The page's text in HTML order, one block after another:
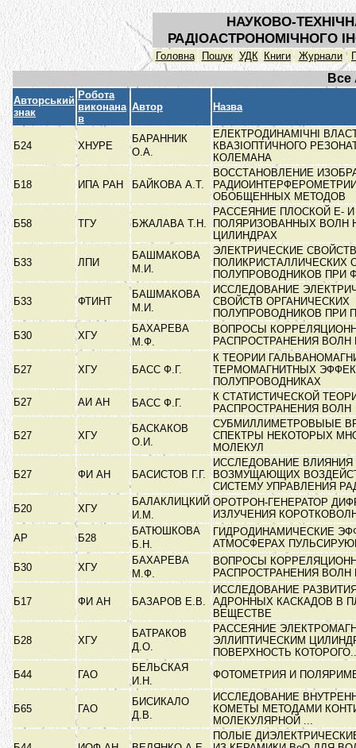
НАУКОВО-
РАДІОАСТРОНОМІЧНОГО
Головна Пошук УДК Книги Журнали
Все
Авторський
знак
Робота
виконана
в
Автор Назва
Б24 ХНУРЕ
БАРАННИК
О.А.
ЕЛЕКТРОДИНАМІЧНІ
КВАЗІОПТИЧНОГО
КОЛЕМАНА
Б18 ИПА РАН БАЙКОВА А.Т.
ВОССТАНОВЛЕНИЕ
ОБОБЩЕННЫХ МЕТОДОВ
Б58 ТГУ БЖАЛАВА Т.Н.
РАССЕЯНИЕ ПЛОСКОЙ Е- И
ПОЛЯРИЗОВАННЫХ ВОЛН
ЦИЛИНДРАХ
Б33 ЛПИ
БАШМАКОВА
М.И.
ЭЛЕКТРИЧЕСКИЕ
ПОЛИКРИСТАЛЛИЧЕСКИХ
ПОЛУПРОВОДНИКОВ ПРИ
Б33 ФТИНТ
БАШМАКОВА
М.И.
ИССЛЕДОВАНИЕ
СВОЙСТВ ОРГАНИЧЕСКИХ
ПОЛУПРОВОДНИКОВ ПРИ
Б30
ХГУ
БАХАРЕВА
М.Ф.
ВОПРОСЫ
РАСПРОСТРАНЕНИЯ
Б27 ХГУ БАСС Ф.Г.
К ТЕОРИИ
ТЕРМОМАГНИТНЫХ
ПОЛУПРОВОДНИКАХ
Б27
АИ АН БАСС Ф.Г.
К СТАТИСТИЧЕСКОЙ
РАСПРОСТРАНЕНИЯ ВОЛН
Б27 ХГУ
БАСКАКОВ
О.И.
СУБМИЛЛИМЕТРОВЫЫЕ
СПЕКТРЫ НЕКОТОРЫХ
МОЛЕКУЛ
Б27 ФИ АН БАСИСТОВ Г.Г.
ИССЛЕДОВАНИЕ
ВОЗМУЩАЮЩИХ
СИСТЕМУ УПРАВЛЕНИЯ
Б20
ХГУ
БАЛАКЛИЦКИЙ
И.М.
ОРОТРОН-ГЕНЕРАТОР
ИЗЛУЧЕНИЯ
АР
Б28
БАТЮШКОВА
Б.Н.
ГИДРОДИНАМИЧЕСКИЕ
АТМОСФЕРАХ
Б30
ХГУ
БАХАРЕВА
М.Ф.
ВОПРОСЫ
РАСПРОСТРАНЕНИЯ
Б17 ФИ АН БАЗАРОВ Е.В.
ИССЛЕДОВАНИЕ
АДРОННЫХ КАСКАДОВ В
ВЕЩЕСТВЕ
Б28 ХГУ
БАТРАКОВ
Д.О.
РАССЕЯНИЕ
ЭЛЛИПТИЧЕСКИМ
ПОВЕРХНОСТЬ
Б44
ГАО
БЕЛЬСКАЯ
И.Н.
ФОТОМЕТРИЯ И
Б65 ГАО
БИСИКАЛО
Д.В.
ИССЛЕДОВАНИЕ
КОМЕТЫ МЕТОДАМИ
МОЛЕКУЛЯРНОЙ ...
ПОЛЫЕ